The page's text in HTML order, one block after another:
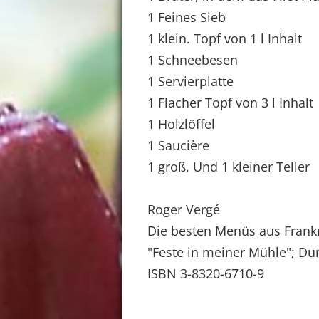
1 Feines Sieb
1 klein. Topf von 1 l Inhalt
1 Schneebesen
1 Servierplatte
1 Flacher Topf von 3 l Inhalt
1 Holzlöffel
1 Saucière
1 groß. Und 1 kleiner Teller
Roger Vergé
Die besten Menüs aus
"Feste in meiner Mühle";
ISBN 3-8320-6710-9